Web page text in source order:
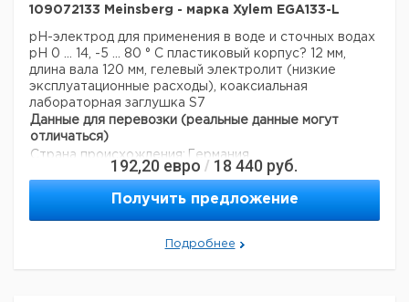
109072133 Meinsberg - марка Xylem EGA133-L
pH-электрод для применения в воде и сточных водах
рН 0 ... 14, -5 ... 80 ° С пластиковый корпус? 12 мм,
длина вала 120 мм, гелевый электролит (низкие
эксплуатационные расходы), коаксиальная
лабораторная заглушка S7
Данные для перевозки (реальные данные могут
отличаться)
Страна происхождения: Германия
192,20 евро / 18 440 руб.
Получить предложение
Подробнее